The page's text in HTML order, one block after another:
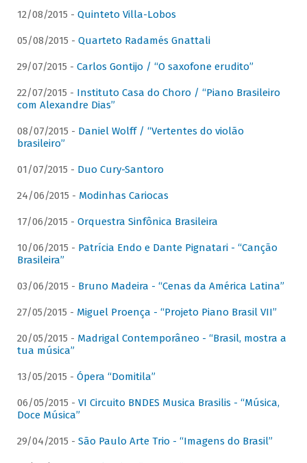
12/08/2015 - Quinteto Villa-Lobos
05/08/2015 - Quarteto Radamés Gnattali
29/07/2015 - Carlos Gontijo / “O saxofone erudito”
22/07/2015 - Instituto Casa do Choro / “Piano Brasileiro
com Alexandre Dias”
08/07/2015 - Daniel Wolff / “Vertentes do violão
brasileiro”
01/07/2015 - Duo Cury-Santoro
24/06/2015 - Modinhas Cariocas
17/06/2015 - Orquestra Sinfônica Brasileira
10/06/2015 - Patrícia Endo e Dante Pignatari - “Canção
Brasileira”
03/06/2015 - Bruno Madeira - “Cenas da América Latina”
27/05/2015 - Miguel Proença - “Projeto Piano Brasil VII”
20/05/2015 - Madrigal Contemporâneo - “Brasil, mostra a
tua música”
13/05/2015 - Ópera “Domitila”
06/05/2015 - VI Circuito BNDES Musica Brasilis - “Música,
Doce Música”
29/04/2015 - São Paulo Arte Trio - “Imagens do Brasil”